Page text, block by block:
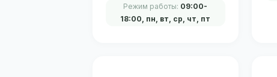
Режим работы: 09:00-
18:00, пн, вт, ср, чт, пт